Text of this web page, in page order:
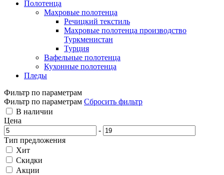
Полотенца
Махровые полотенца
Речицкий текстиль
Махровые полотенца производство
Туркменистан
Турция
Вафельные полотенца
Кухонные полотенца
Пледы
Фильтр по параметрам
Фильтр по параметрам Сбросить фильтр
В наличии
Цена
-
Тип предложения
Хит
Скидки
Акции